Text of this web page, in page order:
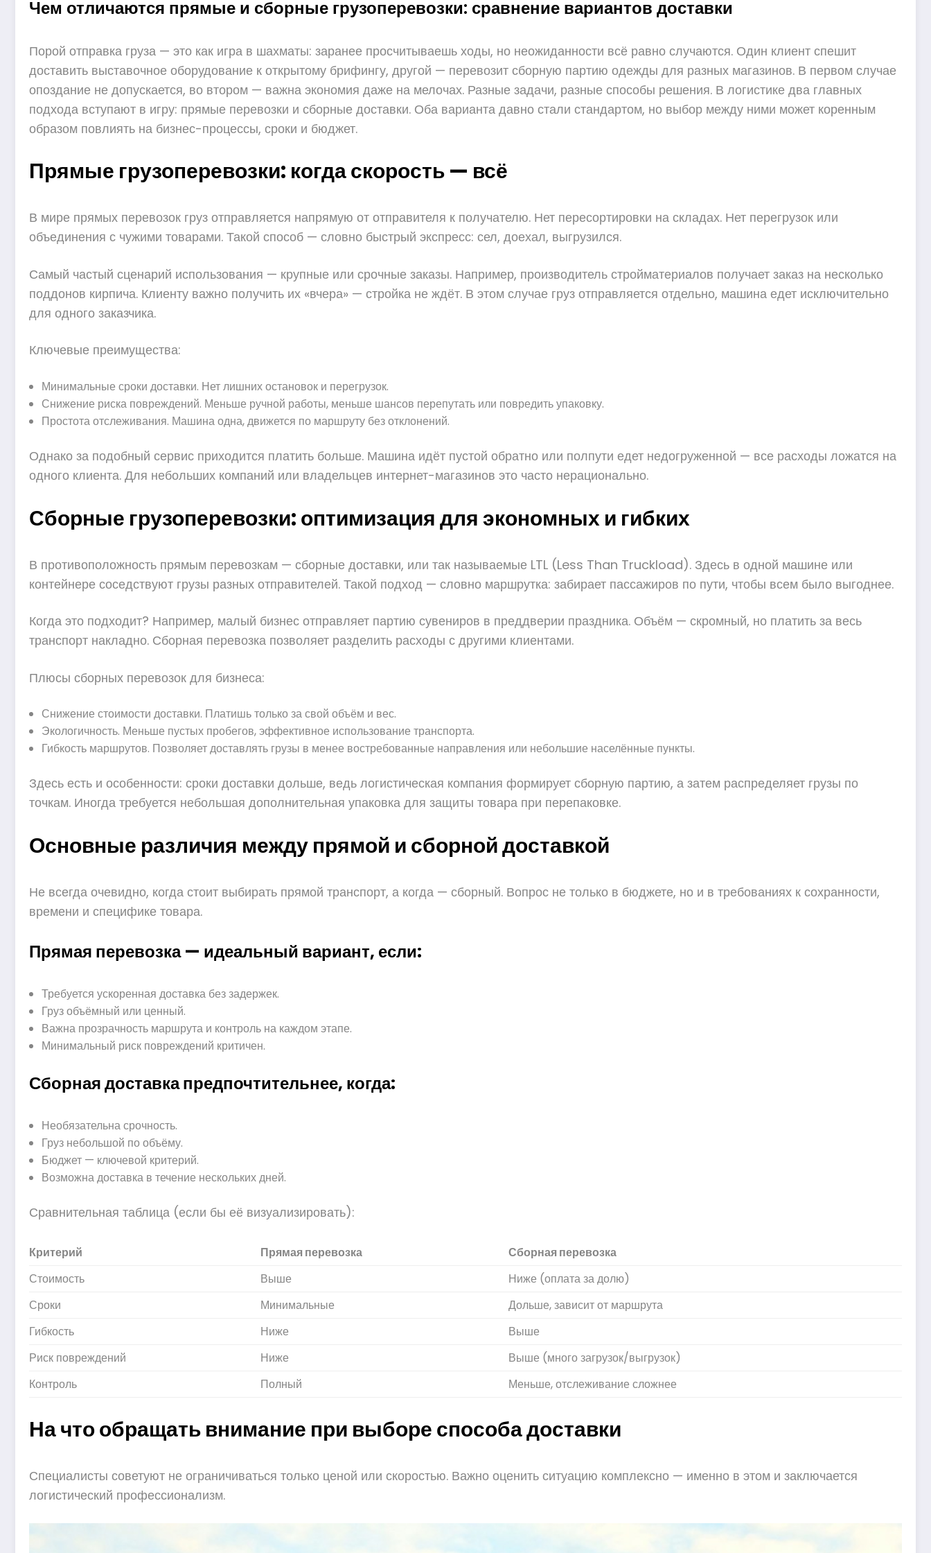
Чем отличаются прямые и сборные грузоперевозки: сравнение вариантов доставки
Порой отправка груза — это как игра в шахматы: заранее просчитываешь ходы, но неожиданности всё равно случаются. Один клиент спешит
доставить выставочное оборудование к открытому брифингу, другой — перевозит сборную партию одежды для разных магазинов. В первом случае
опоздание не допускается, во втором — важна экономия даже на мелочах. Разные задачи, разные способы решения. В логистике два главных
подхода вступают в игру: прямые перевозки и сборные доставки. Оба варианта давно стали стандартом, но выбор между ними может коренным
образом повлиять на бизнес-процессы, сроки и бюджет.
Прямые грузоперевозки: когда скорость — всё
В мире прямых перевозок груз отправляется напрямую от отправителя к получателю. Нет пересортировки на складах. Нет перегрузок или
объединения с чужими товарами. Такой способ — словно быстрый экспресс: сел, доехал, выгрузился.
Самый частый сценарий использования — крупные или срочные заказы. Например, производитель стройматериалов получает заказ на несколько
поддонов кирпича. Клиенту важно получить их «вчера» — стройка не ждёт. В этом случае груз отправляется отдельно, машина едет исключительно
для одного заказчика.
Ключевые преимущества:
Минимальные сроки доставки. Нет лишних остановок и перегрузок.
Снижение риска повреждений. Меньше ручной работы, меньше шансов перепутать или повредить упаковку.
Простота отслеживания. Машина одна, движется по маршруту без отклонений.
Однако за подобный сервис приходится платить больше. Машина идёт пустой обратно или полпути едет недогруженной — все расходы ложатся на
одного клиента. Для небольших компаний или владельцев интернет-магазинов это часто нерационально.
Сборные грузоперевозки: оптимизация для экономных и гибких
В противоположность прямым перевозкам — сборные доставки, или так называемые LTL (Less Than Truckload). Здесь в одной машине или
контейнере соседствуют грузы разных отправителей. Такой подход — словно маршрутка: забирает пассажиров по пути, чтобы всем было выгоднее.
Когда это подходит? Например, малый бизнес отправляет партию сувениров в преддверии праздника. Объём — скромный, но платить за весь
транспорт накладно. Сборная перевозка позволяет разделить расходы с другими клиентами.
Плюсы сборных перевозок для бизнеса:
Снижение стоимости доставки. Платишь только за свой объём и вес.
Экологичность. Меньше пустых пробегов, эффективное использование транспорта.
Гибкость маршрутов. Позволяет доставлять грузы в менее востребованные направления или небольшие населённые пункты.
Здесь есть и особенности: сроки доставки дольше, ведь логистическая компания формирует сборную партию, а затем распределяет грузы по
точкам. Иногда требуется небольшая дополнительная упаковка для защиты товара при перепаковке.
Основные различия между прямой и сборной доставкой
Не всегда очевидно, когда стоит выбирать прямой транспорт, а когда — сборный. Вопрос не только в бюджете, но и в требованиях к сохранности,
времени и специфике товара.
Прямая перевозка — идеальный вариант, если:
Требуется ускоренная доставка без задержек.
Груз объёмный или ценный.
Важна прозрачность маршрута и контроль на каждом этапе.
Минимальный риск повреждений критичен.
Сборная доставка предпочтительнее, когда:
Необязательна срочность.
Груз небольшой по объёму.
Бюджет — ключевой критерий.
Возможна доставка в течение нескольких дней.
Сравнительная таблица (если бы её визуализировать):
Критерий Прямая перевозка
Сборная перевозка
Стоимость
Выше
Ниже (оплата за долю)
Сроки
Минимальные
Дольше, зависит от маршрута
Гибкость
Ниже
Выше
Риск повреждений
Ниже
Выше (много загрузок/выгрузок)
Контроль
Полный Меньше, отслеживание сложнее
На что обращать внимание при выборе способа доставки
Специалисты советуют не ограничиваться только ценой или скоростью. Важно оценить ситуацию комплексно — именно в этом и заключается
логистический профессионализм.